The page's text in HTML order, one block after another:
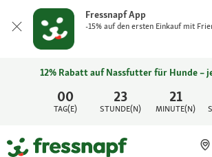
Fressnapf App
-15% auf den ersten Einkauf mit
00
TAG(E)
23
STUNDE(N)
21
MINUTE(N)
12% Rabatt auf Nassfutter für Hunde –